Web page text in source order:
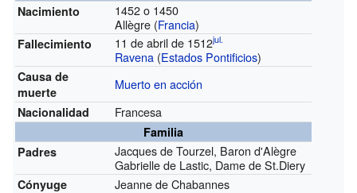
Nacimiento
1452 o 1450
Allègre (Francia)
Fallecimiento 11 de abril de 1512jul.
Ravena (Estados Pontificios)
Causa de
muerte
Muerto en acción
Nacionalidad Francesa
Familia
Padres
Jacques de Tourzel, Baron d'Alègre
Gabrielle de Lastic, Dame de St.Diery
Cónyuge Jeanne de Chabannes